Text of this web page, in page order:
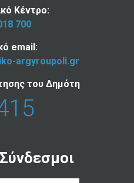
Κέντρο:
700
email:
argyroupoli.gr
του Δημότη